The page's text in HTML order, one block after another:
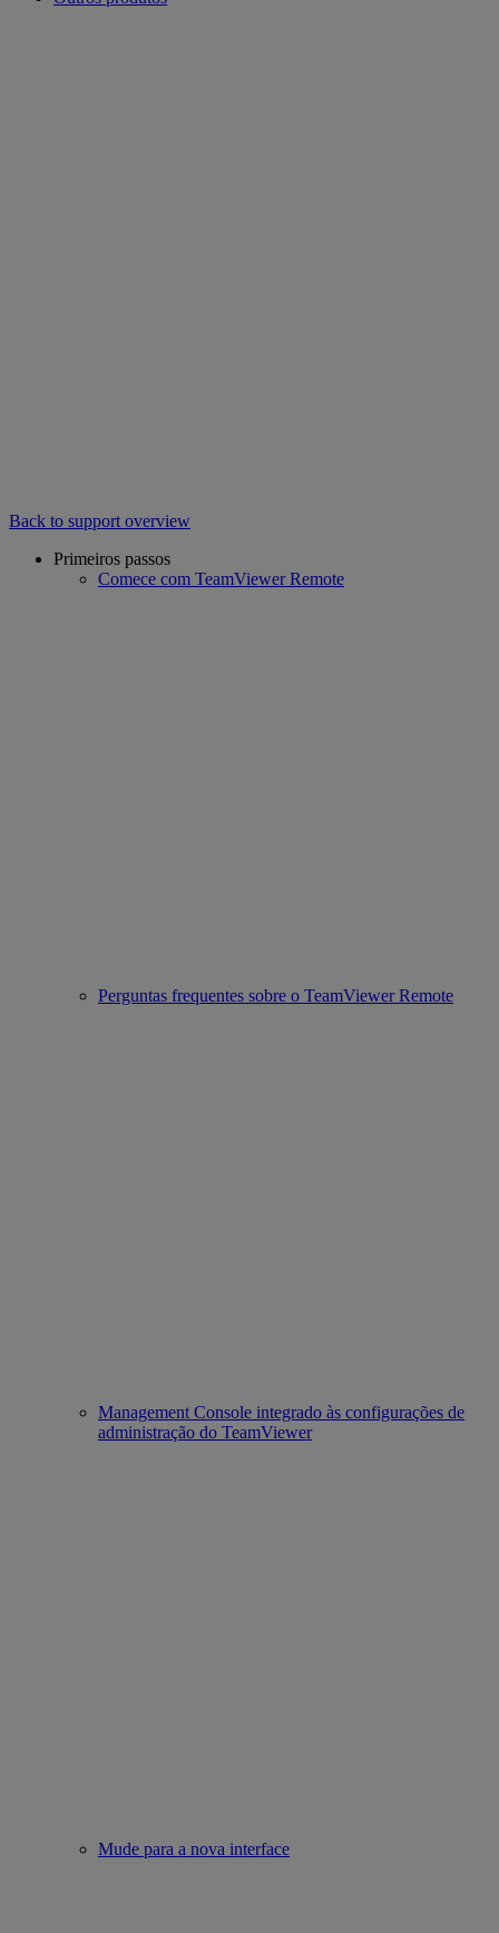
Back to support overview
Primeiros passos
Comece com TeamViewer Remote
Perguntas frequentes sobre o TeamViewer Remote
Management Console integrado às configurações de
administração do TeamViewer
Mude para a nova interface